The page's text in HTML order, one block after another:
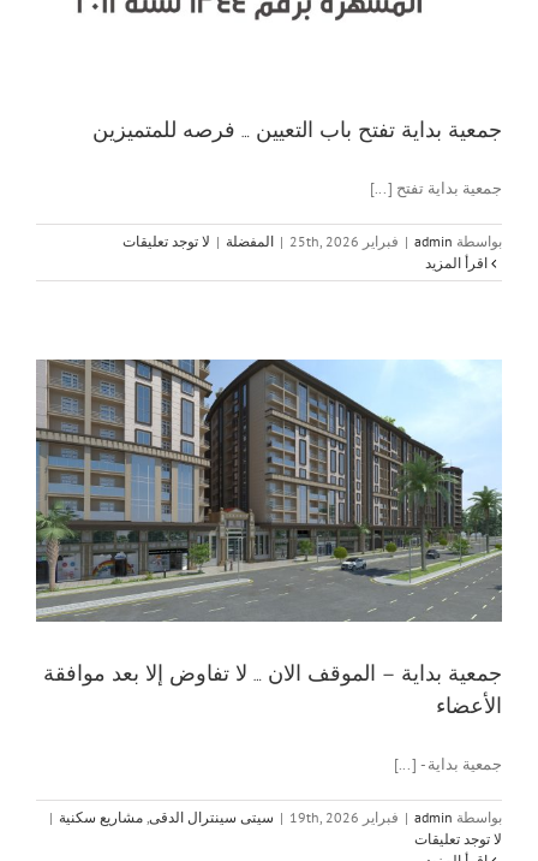
جمعية بداية تفتح باب التعيين … فرصه للمتميزين
جمعية بداية تفتح [...]
بواسطة admin
| فبراير 25th, 2026 | المفضلة | لا توجد تعليقات
جمعية بداية – الموقف الان … لا تفاوض إلا بعد موافقة
الأعضاء
جمعية بداية - [...]
بواسطة admin
| فبراير 19th, 2026 | سيتى سينترال الدقى, مشاريع سكنية |
لا توجد تعليقات